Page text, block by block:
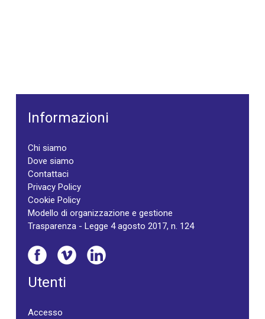
Informazioni
Chi siamo
Dove siamo
Contattaci
Privacy Policy
Cookie Policy
Modello di organizzazione e gestione
Trasparenza - Legge 4 agosto 2017, n. 124
Utenti
Accesso